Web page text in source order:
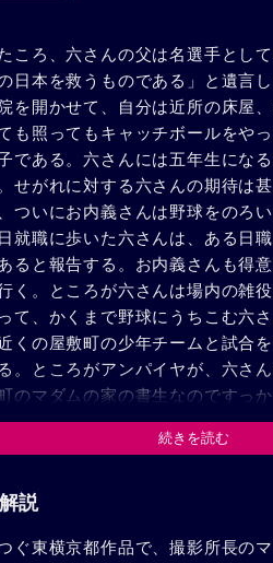
ころ、六さんの父は名選手とし
日本を救うものである」と遺言
を開かせて、自分は近所の床屋
も照ってもキャッチボールをや
である。六さんには五年生にな
せがれに対する六さんの期待は
ついにお内義さんは野球をのろ
就職に歩いた六さんは、ある日
ると報告する。お内義さんも得
く。ところが六さんは場内の雑
て、かくまで野球にうちこむ六
くの屋敷町の少年チームと試合
。ところがアンパイヤが、六さ
のマダムの家の書生なのですっ
を知った六さんは大いに怒り、
ーに加わり対屋敷町の親同志の
ンを飛ばしている同じような夢を
続きを読む
説
ぐ東横京都作品で、撮影所長の